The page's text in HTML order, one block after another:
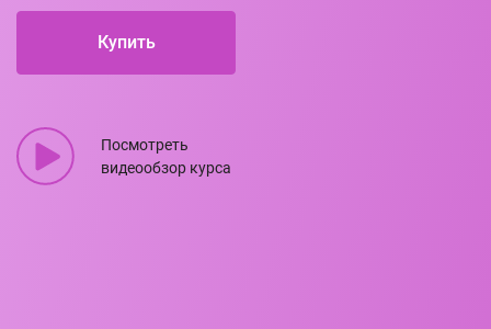
Купить
Посмотреть
видеообзор курса